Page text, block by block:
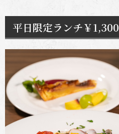
平日限定ランチ￥1,300